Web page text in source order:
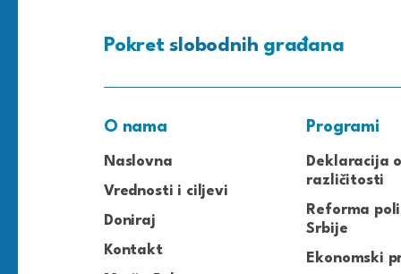
Pokretslobodnih građana
O nama
Naslovna
Vrednosti i ciljevi
Doniraj
Kontakt
Programi
Deklaracija
različitosti
Reforma
Srbije
Ekonomski